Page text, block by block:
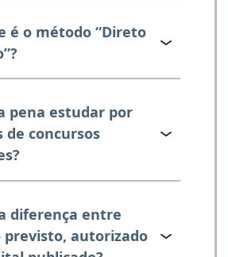
é o método “Direto
pena estudar por
de concursos
diferença entre
previsto, autorizado